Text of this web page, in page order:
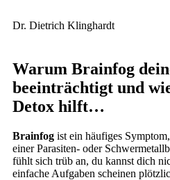
Dr. Dietrich Klinghardt
Warum Brainfog
beeinträchtigt und
Detox hilft…
Brainfog ist ein häufiges
einer Parasiten- oder
fühlt sich trüb an, du kannst dich
einfache Aufgaben scheinen